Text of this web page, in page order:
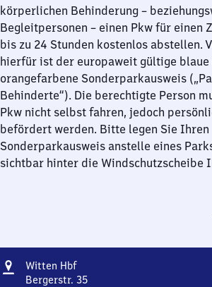
körperlichen Behinderung –
Begleitpersonen – einen Pkw für einen
bis zu 24 Stunden kostenlos abstellen.
hierfür ist der europaweit gültige blaue
orangefarbene Sonderparkausweis
Behinderte“). Die berechtigte Person
Pkw nicht selbst fahren, jedoch
befördert werden. Bitte legen Sie Ihren
Sonderparkausweis anstelle eines
sichtbar hinter die Windschutzscheibe
Adresse
Witten HbfWitten
Hauptbahnhof
Bergerstr. 35